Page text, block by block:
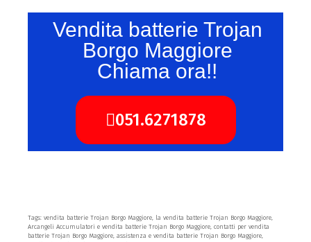
Vendita batterie Trojan
Borgo Maggiore
Chiama ora!!
051.6271878
Tags: vendita batterie Trojan Borgo Maggiore, la vendita batterie Trojan Borgo Maggiore,
Arcangeli Accumulatori e vendita batterie Trojan Borgo Maggiore, contatti per vendita
batterie Trojan Borgo Maggiore, assistenza e vendita batterie Trojan Borgo Maggiore,